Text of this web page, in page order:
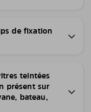
de fixation
teintées
présent sur
bateau,